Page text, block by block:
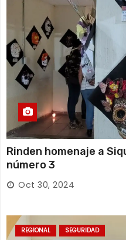
Rinden homenaje a
número 3
Oct 30, 2024
REGIONAL SEGURIDAD